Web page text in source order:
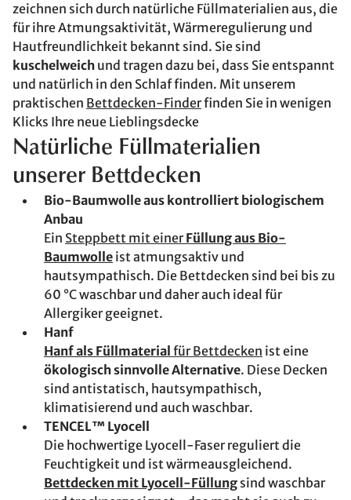
zeichnen sich durch natürliche Füllmaterialien aus, die
für ihre Atmungsaktivität, Wärmeregulierung und
Hautfreundlichkeit bekannt sind. Sie sind
kuschelweich und tragen dazu bei, dass Sie entspannt
und natürlich in den Schlaf finden. Mit unserem
praktischen Bettdecken-Finderfinden Sie in wenigen
Klicks Ihre neue Lieblingsdecke
Natürliche Füllmaterialien
unserer Bettdecken
Bio-Baumwolle aus kontrolliert biologischem
Anbau
Ein Steppbett mit einerFüllung aus Bio-
Baumwolle ist atmungsaktiv und
hautsympathisch. Die Bettdecken sind bei bis zu
60 °C waschbar und daher auch ideal für
Allergiker geeignet.
Hanf
Hanf als Füllmaterial für Bettdecken ist eine
ökologisch sinnvolle Alternative. Diese Decken
sind antistatisch, hautsympathisch,
klimatisierend und auch waschbar.
TENCEL™ Lyocell
Die hochwertige Lyocell-Faser reguliert die
Feuchtigkeit und ist wärmeausgleichend.
Bettdecken mit Lyocell-Füllung sind waschbar